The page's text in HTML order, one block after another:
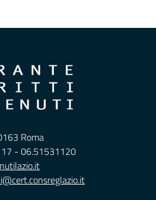
Roma
- 06.51531120